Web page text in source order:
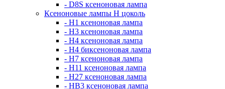
- D8S ксеноновая лампа
Ксеноновые лампы Н цоколь
- H1 ксеноновая лампа
- H3 ксеноновая лампа
- H4 ксеноновая лампа
- H4 биксеноновая лампа
- H7 ксеноновая лампа
- H11 ксеноновая лампа
- H27 ксеноновая лампа
- HB3 ксеноновая лампа